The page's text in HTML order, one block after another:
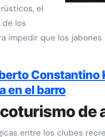
el
de los
impedir que los
Constantino
en el barro
de
entre los clubes